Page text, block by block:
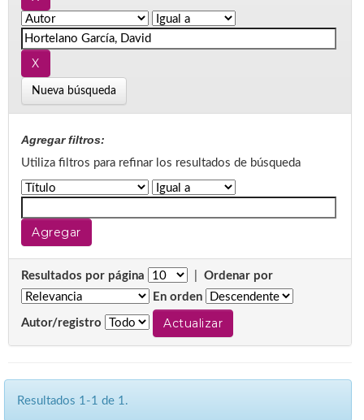
Nueva búsqueda
Agregar filtros:
Utiliza filtros para refinar los resultados de búsqueda
Resultados por página
Ordenar por
En orden
Autor/registro
Resultados 1-1 de 1.